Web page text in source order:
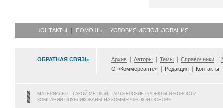
КОНТАКТЫ ПОМОЩЬ УСЛОВИЯ ИСПОЛЬЗОВАНИЯ
ОБРАТНАЯ СВЯЗЬ Архив Авторы Темы Справочники
О «Коммерсанте»
Редакция Контакты
МАТЕРИАЛЫ С ТАКОЙ МЕТКОЙ, ПАРТНЕРСКИЕ ПРОЕКТЫ И НОВОСТИ
КОМПАНИЙ ОПУБЛИКОВАНЫ НА КОММЕРЧЕСКОЙ ОСНОВЕ